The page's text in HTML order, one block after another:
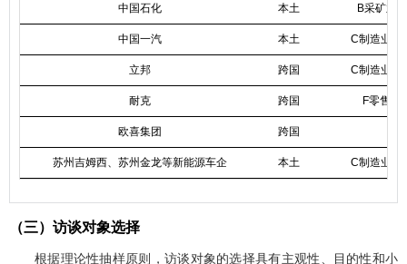
中国石化 本土 B采矿业-
中国一汽 本土 C制造业-
立邦 跨国 C制造业-
耐克 跨国 F零售业
欧喜集团 跨国
苏州吉姆西、苏州金龙等新能源车企 本土 C制造业-
（三）访谈对象选择
根据理论性抽样原则，访谈对象的选择具有主观性、目的性和小